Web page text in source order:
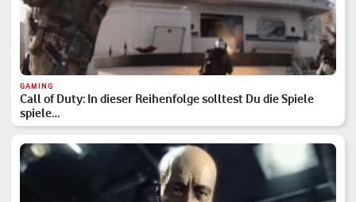
GAMING
Call of Duty: In dieser Reihenfolge solltest Du die Spiele
spiele…